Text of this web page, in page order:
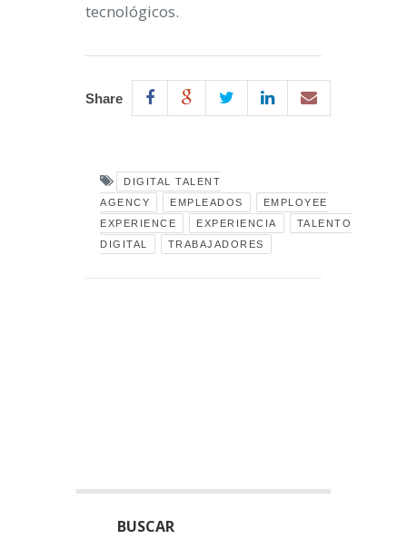
tecnológicos.
Share
DIGITAL TALENT
AGENCY
EMPLEADOS
EMPLOYEE
EXPERIENCE
EXPERIENCIA
TALENTO
DIGITAL
TRABAJADORES
BUSCAR